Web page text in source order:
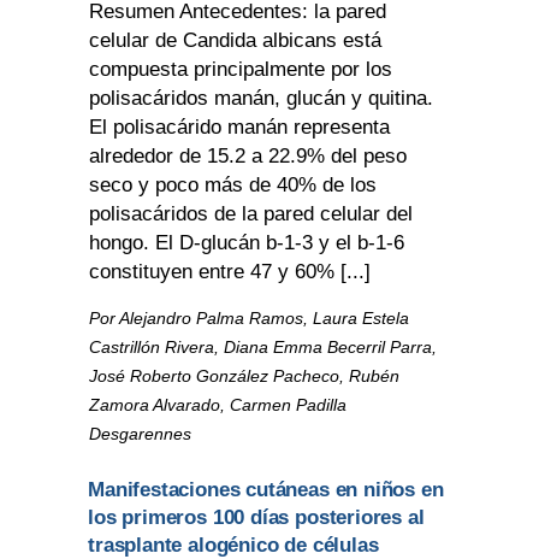
Resumen Antecedentes: la pared
celular de Candida albicans está
compuesta principalmente por los
polisacáridos manán, glucán y quitina.
El polisacárido manán representa
alrededor de 15.2 a 22.9% del peso
seco y poco más de 40% de los
polisacáridos de la pared celular del
hongo. El D-glucán b-1-3 y el b-1-6
constituyen entre 47 y 60% [...]
Por Alejandro Palma Ramos, Laura Estela
Castrillón Rivera, Diana Emma Becerril Parra,
José Roberto González Pacheco, Rubén
Zamora Alvarado, Carmen Padilla
Desgarennes
Manifestaciones cutáneas en niños en
los primeros 100 días posteriores al
trasplante alogénico de células